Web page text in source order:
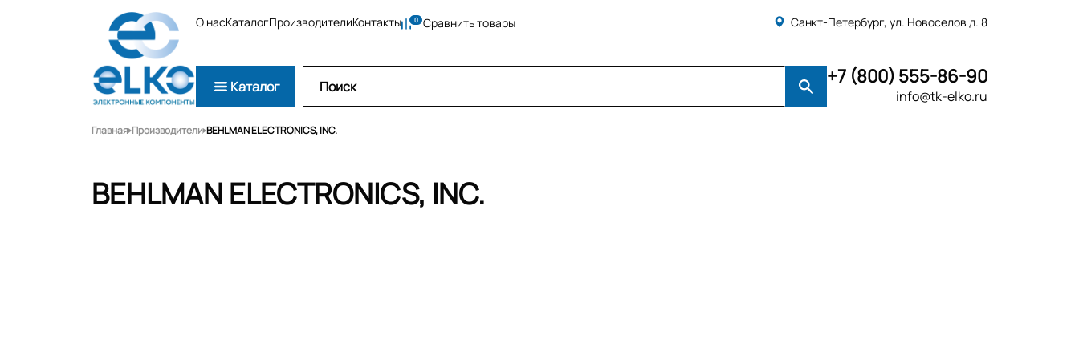
О насКаталогПроизводителиКонтакты Сравнить товары Санкт-Петербург, ул. Новоселов д. 8
Каталог +7 (800) 555-86-90
info@tk-elko.ru
Главная Производители BEHLMAN ELECTRONICS, INC.
BEHLMAN ELECTRONICS, INC.